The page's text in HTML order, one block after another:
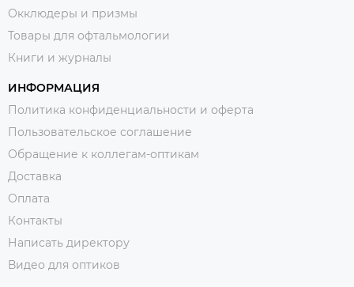
Окклюдеры и призмы
Товары для офтальмологии
Книги и журналы
ИНФОРМАЦИЯ
Политика конфиденциальности и оферта
Пользовательское соглашение
Обращение к коллегам-оптикам
Доставка
Оплата
Контакты
Написать директору
Видео для оптиков